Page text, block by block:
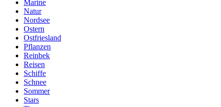
Marine
Natur
Nordsee
Ostern
Ostfriesland
Pflanzen
Reinbek
Reisen
Schiffe
Schnee
Sommer
Stars